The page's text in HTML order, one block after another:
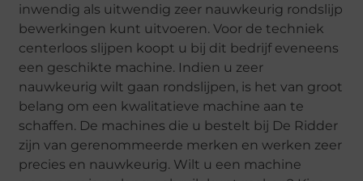
inwendig als uitwendig zeer nauwkeurig rondslijp
bewerkingen kunt uitvoeren. Voor de techniek
centerloos slijpen koopt u bij dit bedrijf eveneens
een geschikte machine. Indien u zeer
nauwkeurig wilt gaan rondslijpen, is het van groot
belang om een kwalitatieve machine aan te
schaffen. De machines die u bestelt bij De Ridder
zijn van gerenommeerde merken en werken zeer
precies en nauwkeurig. Wilt u een machine